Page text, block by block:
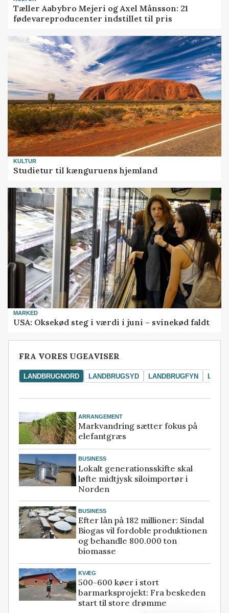
Tæller Aabybro Mejeri og Axel Månsson: 21
fødevareproducenter indstillet til pris
KULTUR
Studietur til kænguruens hjemland
MARKED
USA: Oksekød steg i værdi i juni – svinekød faldt
FRA VORES UGEAVISER
LANDBRUGNORD LANDBRUGSYD LANDBRUGFYN
ARRANGEMENT
Markvandring sætter fokus på
elefantgræs
BUSINESS
Lokalt generationsskifte skal
løfte midtjysk siloimportør i
Norden
BUSINESS
Efter lån på 182 millioner: Sindal
Biogas vil fordoble produktionen
og behandle 800.000 ton
biomasse
KVÆG
500-600 køer i stort
barmarksprojekt: Fra beskeden
start til store drømme